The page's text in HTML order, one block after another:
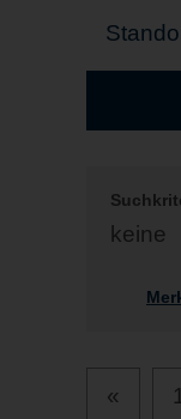
keine
« 1